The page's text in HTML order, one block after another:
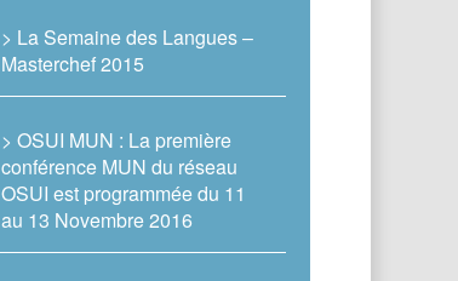
> La Semaine des Langues –
Masterchef 2015
> OSUI MUN : La première
conférence MUN du réseau
OSUI est programmée du 11
au 13 Novembre 2016